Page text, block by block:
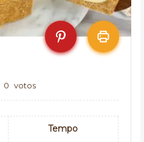
0 votos
Tempo